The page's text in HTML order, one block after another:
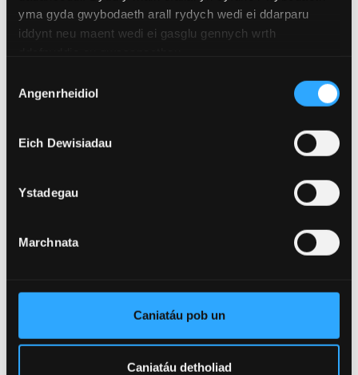
yma gyda gwybodaeth arall rydych wedi ei ddarparu
iddynt neu maent wedi ei gasglu gennych wrth
Caniatâd
Angenrheidiol
Eich Dewisiadau
Ystadegau
Marchnata
Caniatáu pob un
Caniatáu detholiad
Rydym yn cynnal Dyddiau Agored a Digwyddiadau
Ôl-radd ac mae croeso i chi ymuno â ni i gael dysgu
We provide strong support for research activities and
Dysgu mwy
Wedi gwneud cais
astudio fel myfyriwr Ôl-raddedig ym Mhrifysgol